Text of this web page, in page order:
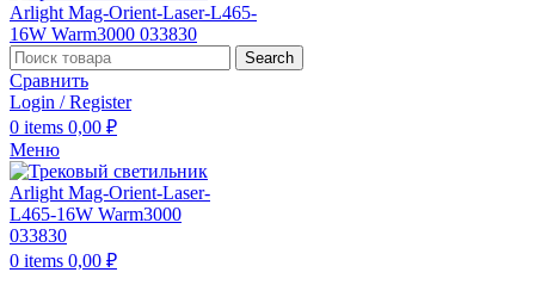
Search
Сравнить
Login / Register
0 items 0,00 ₽
Меню
0 items 0,00 ₽